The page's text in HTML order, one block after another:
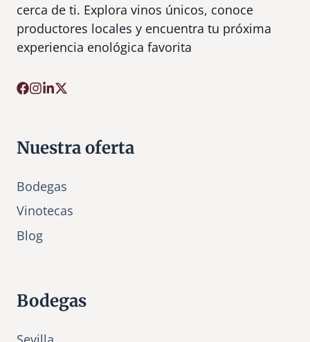
cerca de ti. Explora vinos únicos, conoce
productores locales y encuentra tu próxima
experiencia enológica favorita
Nuestra oferta
Bodegas
Vinotecas
Blog
Bodegas